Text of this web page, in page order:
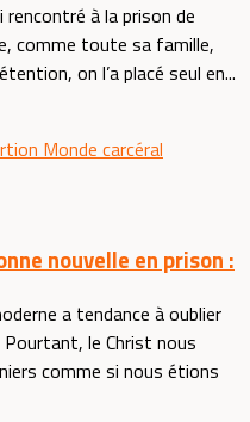
rencontré à la prison de
comme toute sa famille,
on l’a placé seul en...
Monde carcéral
nouvelle en prison :
a tendance à oublier
Pourtant, le Christ nous
comme si nous étions